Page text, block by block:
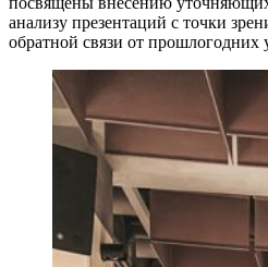
анализу презентаций с точки
обратной связи от прошлогодних